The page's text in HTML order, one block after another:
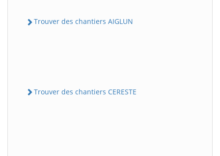
Trouver des chantiers AIGLUN
Trouver des chantiers CERESTE